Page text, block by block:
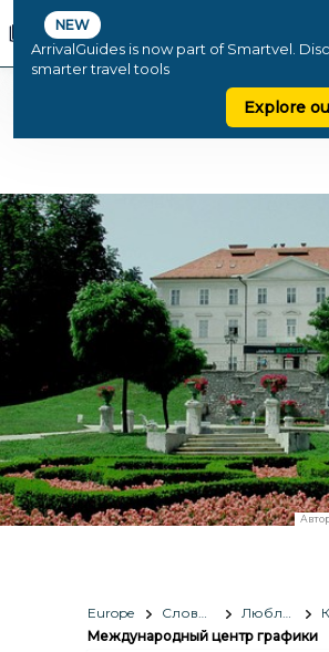
NEW
ArrivalGuides is now part of Smartvel.
smarter travel tools
Explore
Europe Словения Любляна
Международный центр графики